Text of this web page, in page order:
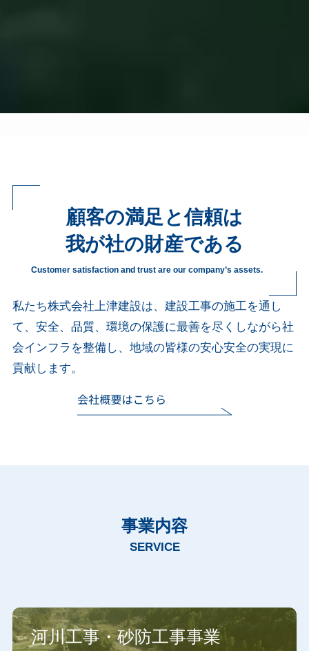
顧客の満足と信頼は
我が社の財産である
Customer satisfaction and trust are our company’s assets.
私たち株式会社上津建設は、 建設工事の施工を通し
て、安全、品質、環境の保護に最善を尽くしながら社
会インフラを整備し、地域の皆様の安心安全の実現に
貢献します。
事業内容
SERVICE
河川工事・砂防工事事業